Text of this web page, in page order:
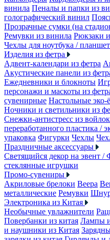
винила Пеналы и папки из
голографический винил
Прозрачные сумки (на
Ремувки из винила Рюкзаки
Чехлы для ноутбука /
Изделия из фетра
Адвент-календари из фетра
Акустические панели из
Ежедневники и блокноты
персонажи и маскоты из
сувенирные Настольные эко-
Ночники и светильники из
Снежки-антистресс из
переработанного пластика /
упаковка Фигурки Чехлы
Праздничные аксессуары
Светящийся декор на эвент /
стеклянные игрушки
Промо-сувениры
Акриловые брелоки Веера
металлические Ремувки
Электроника из Китая
Необычные увлажнители
Повербанки из китая Лампы
и наушники из Китая